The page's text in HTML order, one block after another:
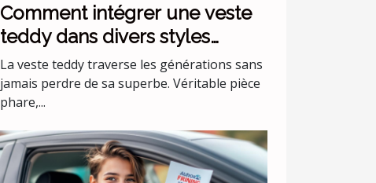
Comment intégrer une veste
teddy dans divers styles
vestimentaires ?
La veste teddy traverse les générations sans
jamais perdre de sa superbe. Véritable pièce
phare,...